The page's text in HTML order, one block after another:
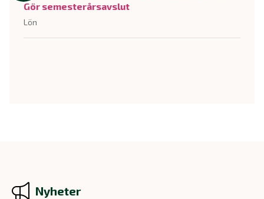
Gör semesterårsavslut
Lön
Nyheter